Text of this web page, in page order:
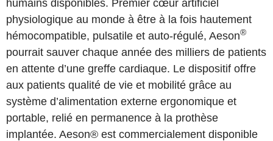
humains disponibles. Premier cœur artificiel
physiologique au monde à être à la fois hautement
hémocompatible, pulsatile et auto-régulé, Aeson®
pourrait sauver chaque année des milliers de patients
en attente d’une greffe cardiaque. Le dispositif offre
aux patients qualité de vie et mobilité grâce au
système d’alimentation externe ergonomique et
portable, relié en permanence à la prothèse
implantée. Aeson® est commercialement disponible